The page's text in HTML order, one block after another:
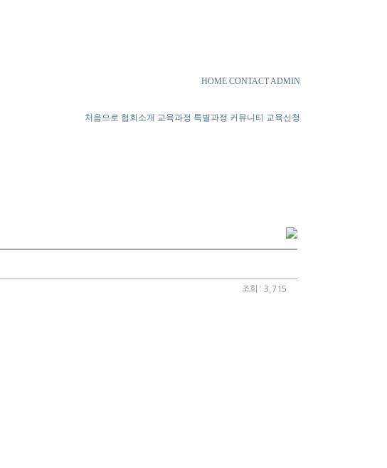
HOME CONTACTADMIN
처음으로 협회소개 교육과정 특별과정 커뮤니티 교육신청
조회 : 3,715